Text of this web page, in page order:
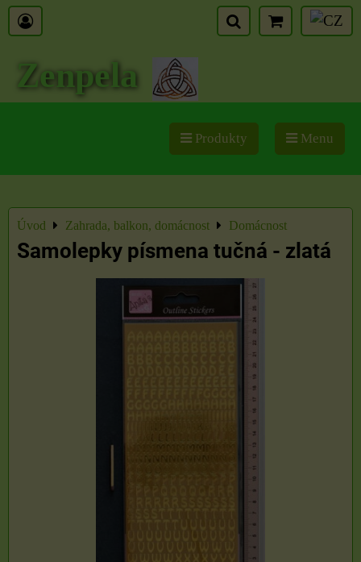
Zenpela
Produkty Menu
Úvod Zahrada, balkon, domácnost Domácnost
Samolepky písmena tučná - zlatá